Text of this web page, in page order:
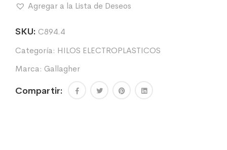
Agregar a la Lista de Deseos
SKU: C894.4
Categoría: HILOS ELECTROPLASTICOS
Marca: Gallagher
Compartir: